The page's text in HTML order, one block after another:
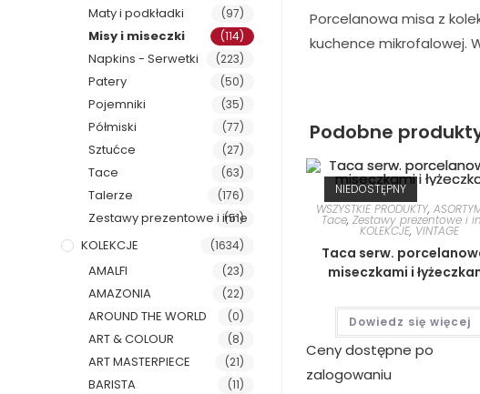
Porcelanowa misa z
kuchence mikrofalowej.
Podobne
NIEDOSTĘPNY
WSZYSTKIE PRODUKTY,
Tace,Zestawy prezentowe i
KOLEKCJE, VINTAGE
Taca serw.
miseczkami i
Dowiedz się więcej
Ceny dostępne po
zalogowaniu
Maty i podkładki (97)
Misy i miseczki (114)
Napkins - Serwetki (223)
Patery (50)
Pojemniki (35)
Półmiski (77)
Sztućce (27)
Tace (63)
Talerze (176)
Zestawy prezentowe i inne
(51)
KOLEKCJE (1634)
AMALFI (23)
AMAZONIA (22)
AROUND THE WORLD (0)
ART & COLOUR (8)
ART MASTERPIECE (21)
BARISTA (11)